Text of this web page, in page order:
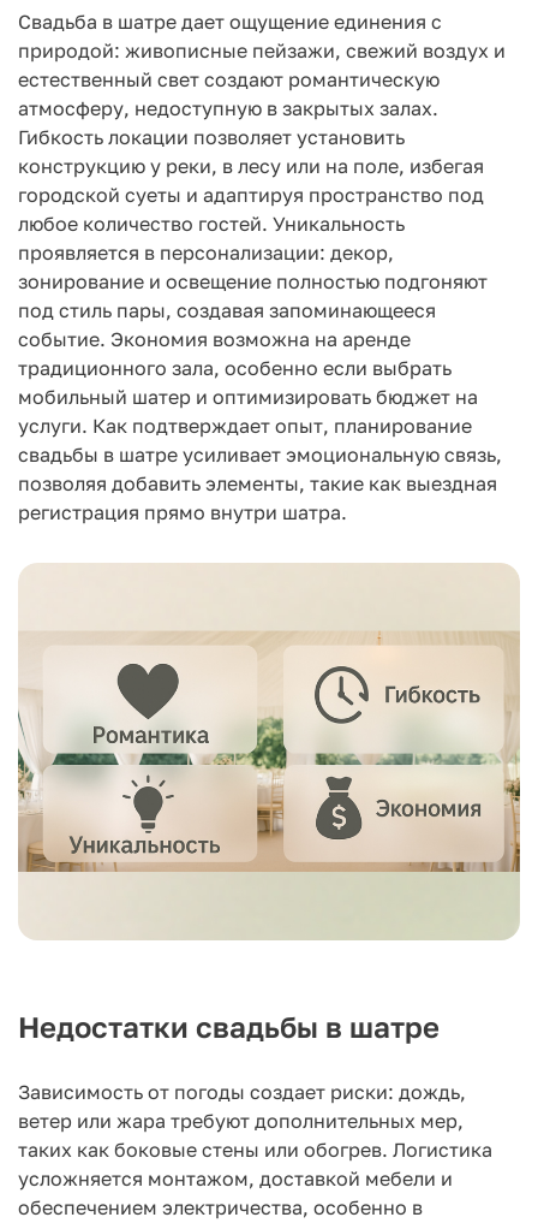
Свадьба в шатре дает ощущение единения с
природой: живописные пейзажи, свежий воздух и
естественный свет создают романтическую
атмосферу, недоступную в закрытых залах.
Гибкость локации позволяет установить
конструкцию у реки, в лесу или на поле, избегая
городской суеты и адаптируя пространство под
любое количество гостей. Уникальность
проявляется в персонализации: декор,
зонирование и освещение полностью подгоняют
под стиль пары, создавая запоминающееся
событие. Экономия возможна на аренде
традиционного зала, особенно если выбрать
мобильный шатер и оптимизировать бюджет на
услуги. Как подтверждает опыт, планирование
свадьбы в шатре усиливает эмоциональную связь,
позволяя добавить элементы, такие как выездная
регистрация прямо внутри шатра.
Недостатки свадьбы в шатре
Зависимость от погоды создает риски: дождь,
ветер или жара требуют дополнительных мер,
таких как боковые стены или обогрев. Логистика
усложняется монтажом, доставкой мебели и
обеспечением электричества, особенно в